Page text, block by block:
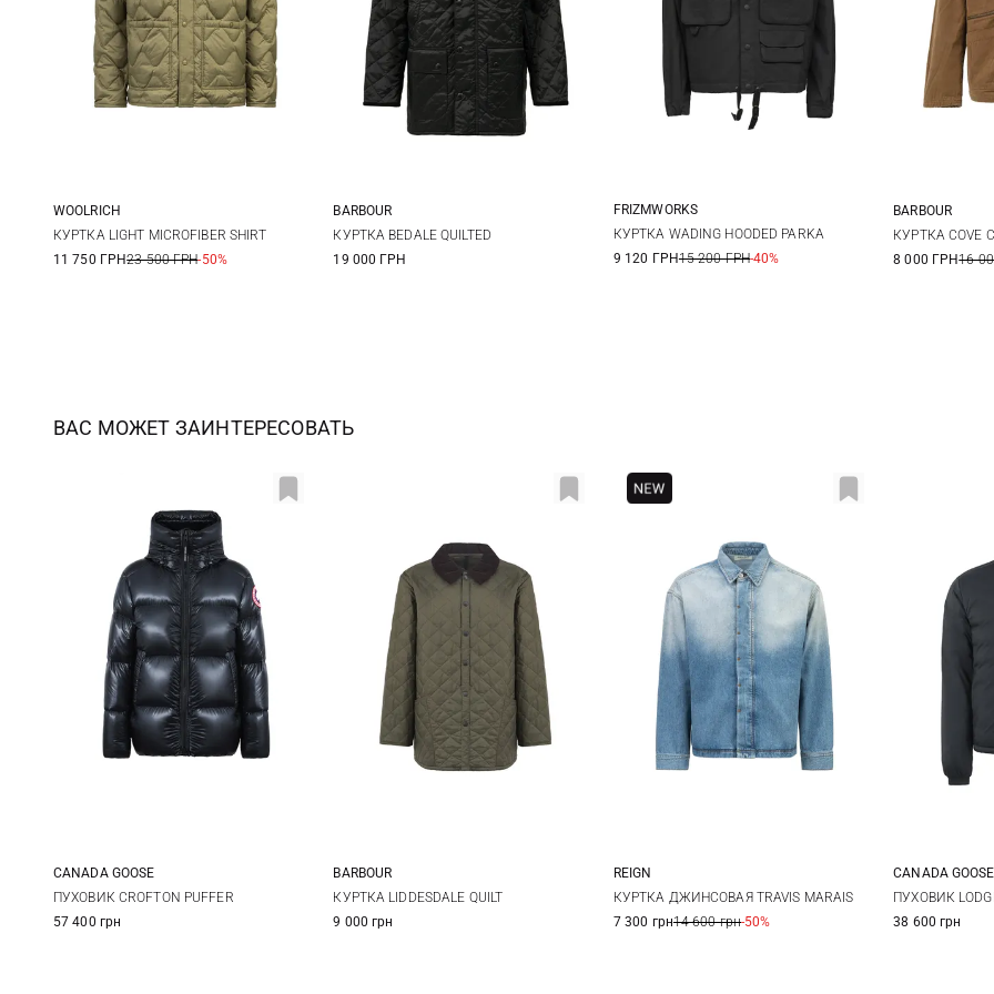
L
WOOLRICH
КУРТКА LIGHT MICROFIBER SHIRT
11 750 ГРН23 500 ГРН-50%
38 40 42
BARBOUR
КУРТКА BEDALE QUILTED
19 000 ГРН
M L XL
FRIZMWORKS
КУРТКА WADING HOODED PARKA
9 120 ГРН15 200 ГРН-40%
M L
BARBOUR
КУРТКА COVE
8 000 ГРН16
ВАС МОЖЕТ ЗАИНТЕРЕСОВАТЬ
S M L
CANADA GOOSE
ПУХОВИК CROFTON PUFFER
57 400 грн
S M L
BARBOUR
КУРТКА LIDDESDALE QUILT
9 000 грн
L
REIGN
КУРТКА ДЖИНСОВАЯ TRAVIS MARAIS
7 300 грн14 600 грн-50%
S
CANADA GOOSE
ПУХОВИК
38 600 грн